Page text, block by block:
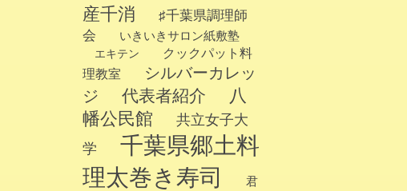
産千消
♯千葉県調理師
会
いきいきサロン紙敷塾
エキテン
クックパット料
理教室
シルバーカレッ
ジ
代表者紹介
八
幡公民館
共立女子大
学
千葉県郷土料
理太巻き寿司
君